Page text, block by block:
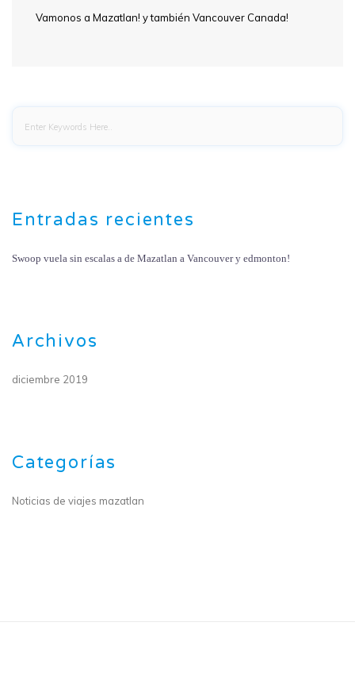
Vamonos a Mazatlan! y también Vancouver Canada!
Entradas recientes
Swoop vuela sin escalas a de Mazatlan a Vancouver y edmonton!
Archivos
diciembre 2019
Categorías
Noticias de viajes mazatlan